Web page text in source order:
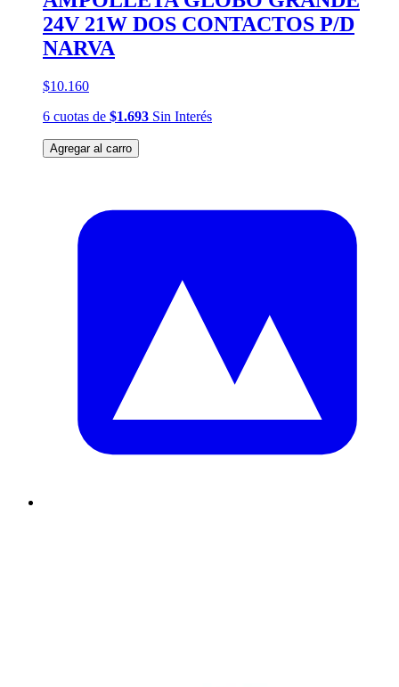
24V 21W DOS CONTACTOS P/D
NARVA
$10.160
6 cuotas de $1.693 Sin Interés
Agregar al carro